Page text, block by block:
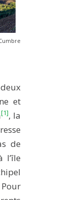
et
[1], la
de
l’île